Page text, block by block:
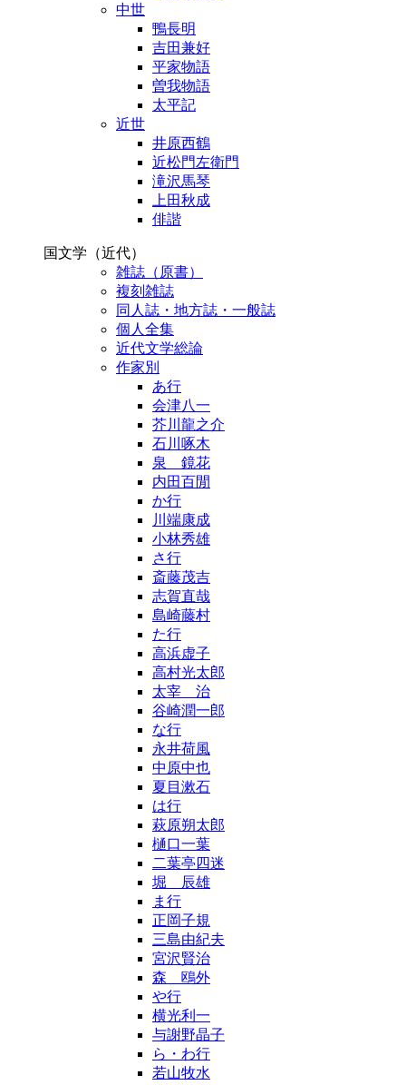
中世
鴨長明
吉田兼好
平家物語
曽我物語
太平記
近世
井原西鶴
近松門左衛門
滝沢馬琴
上田秋成
俳諧
国文学（近代）
雑誌（原書）
複刻雑誌
同人誌・地方誌・一般誌
個人全集
近代文学総論
作家別
あ行
会津八一
芥川龍之介
石川啄木
泉 鏡花
内田百閒
か行
川端康成
小林秀雄
さ行
斎藤茂吉
志賀直哉
島崎藤村
た行
高浜虚子
高村光太郎
太宰 治
谷崎潤一郎
な行
永井荷風
中原中也
夏目漱石
は行
萩原朔太郎
樋口一葉
二葉亭四迷
堀 辰雄
ま行
正岡子規
三島由紀夫
宮沢賢治
森 鴎外
や行
横光利一
与謝野晶子
ら・わ行
若山牧水